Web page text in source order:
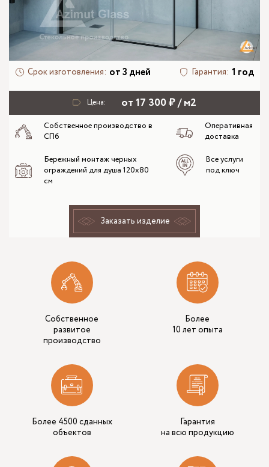
Срок изготовления: от 3 дней Гарантия: 1 год
Цена: от 17 300 ₽ / м2
Собственное производство в
СПб
Оперативная
доставка
Бережный монтаж черных
ограждений для душа 120х80
см
Все услуги
под ключ
Заказать изделие
Собственное
развитое
производство
Более
10 лет опыта
Более 4500 сданных
объектов
Гарантия
на всю продукцию